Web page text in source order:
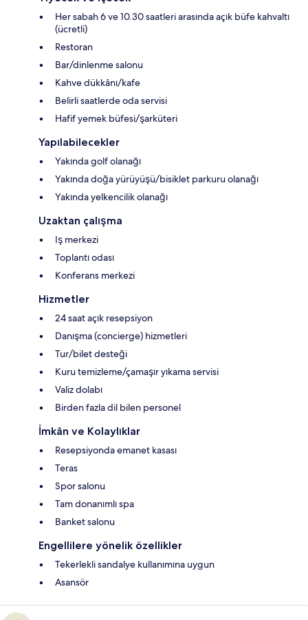
Her sabah 6 ve 10.30 saatleri arasında açık büfe kahvaltı
(ücretli)
Restoran
Bar/dinlenme salonu
Kahve dükkânı/kafe
Belirli saatlerde oda servisi
Hafif yemek büfesi/şarküteri
Yapılabilecekler
Yakında golf olanağı
Yakında doğa yürüyüşü/bisiklet parkuru olanağı
Yakında yelkencilik olanağı
Uzaktan çalışma
Iş merkezi
Toplantı odası
Konferans merkezi
Hizmetler
24 saat açık resepsiyon
Danışma (concierge) hizmetleri
Tur/bilet desteği
Kuru temizleme/çamaşır yıkama servisi
Valiz dolabı
Birden fazla dil bilen personel
İmkân ve Kolaylıklar
Resepsiyonda emanet kasası
Teras
Spor salonu
Tam donanımlı spa
Banket salonu
Engellilere yönelik özellikler
Tekerlekli sandalye kullanımına uygun
Asansör